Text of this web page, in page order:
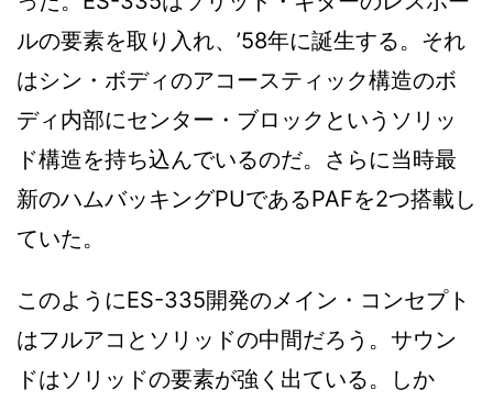
ルの要素を取り入れ、’58年に誕生する。それ
はシン・ボディのアコースティック構造のボ
ディ内部にセンター・ブロックというソリッ
ド構造を持ち込んでいるのだ。さらに当時最
新のハムバッキングPUであるPAFを2つ搭載し
ていた。
このようにES-335開発のメイン・コンセプト
はフルアコとソリッドの中間だろう。サウン
ドはソリッドの要素が強く出ている。しか